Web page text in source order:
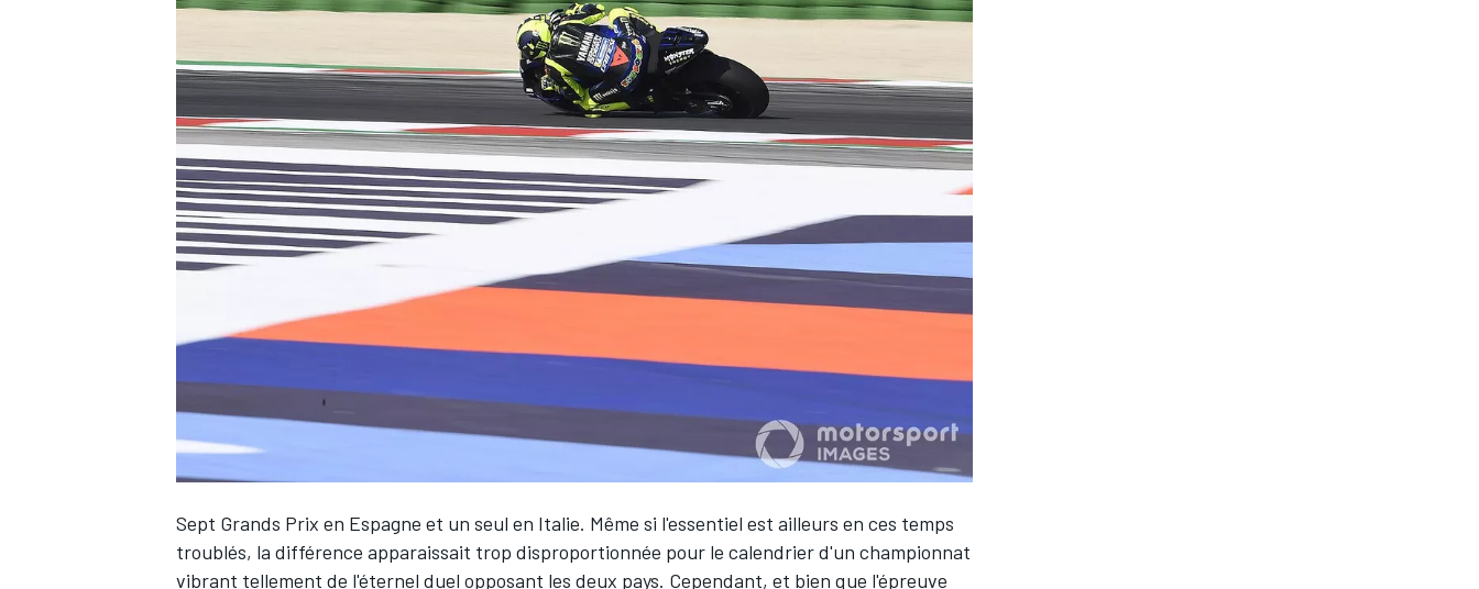
WRC
WEC
Sept Grands Prix en Espagne et un seul en Italie. Même si l'essentiel est ailleurs en ces temps
troublés, la différence apparaissait trop disproportionnée pour le calendrier d'un championnat
vibrant tellement de l'éternel duel opposant les deux pays. Cependant, et bien que l'épreuve